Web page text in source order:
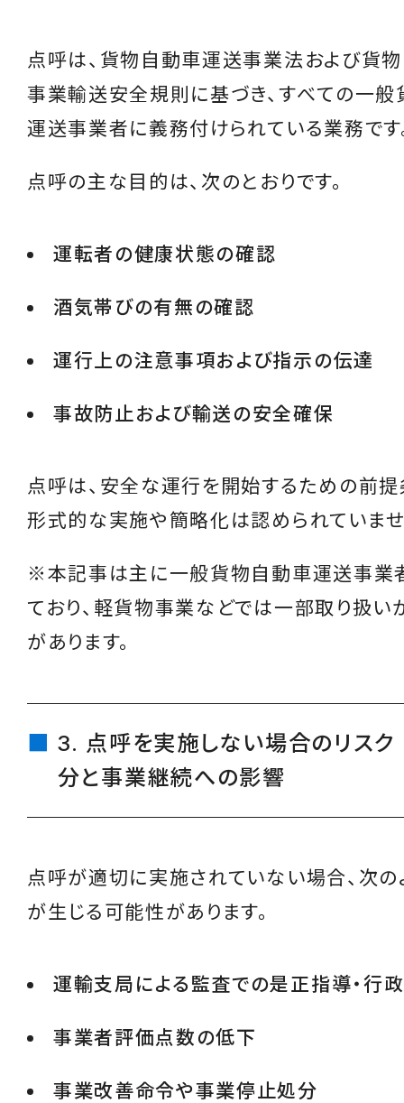
点呼は、貨物自動車運送事業法および貨
事業輸送安全規則に基づき、すべての一
運送事業者に義務付けられている業務です
点呼の主な目的は、次のとおりです。
運転者の健康状態の確認
酒気帯びの有無の確認
運行上の注意事項および指示の伝達
事故防止および輸送の安全確保
点呼は、安全な運行を開始するための前提
形式的な実施や簡略化は認められていませ
※本記事は主に一般貨物自動車運送事業
ており、軽貨物事業などでは一部取り扱い
があります。
3. 点呼を実施しない場合のリス
分と事業継続への影響
点呼が適切に実施されていない場合、次の
が生じる可能性があります。
運輸支局による監査での是正指導・行
事業者評価点数の低下
事業改善命令や事業停止処分